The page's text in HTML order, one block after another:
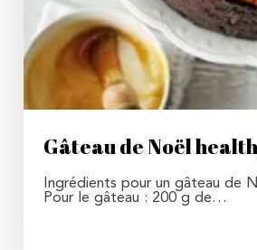
Gâteau de Noël
Ingrédients pour un gâteau de
Pour le gâteau : 200 g de…